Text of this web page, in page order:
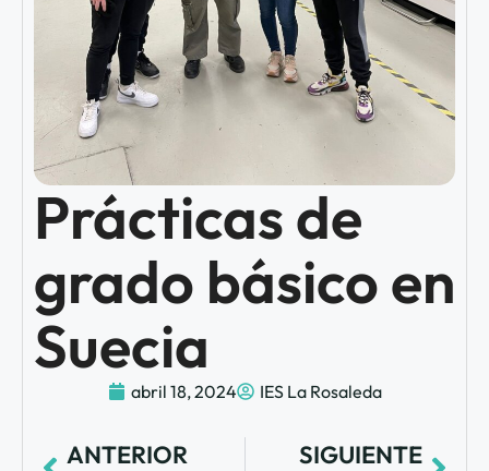
Prácticas de
grado básico en
Suecia
abril 18, 2024 IES La Rosaleda
ANTERIOR SIGUIENTE